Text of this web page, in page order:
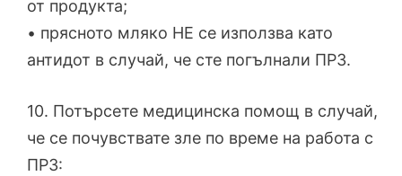
от продукта;
• прясното мляко НЕ се използва като
антидот в случай, че сте погълнали ПРЗ.
10. Потърсете медицинска помощ в случай,
че се почувствате зле по време на работа с
ПРЗ: